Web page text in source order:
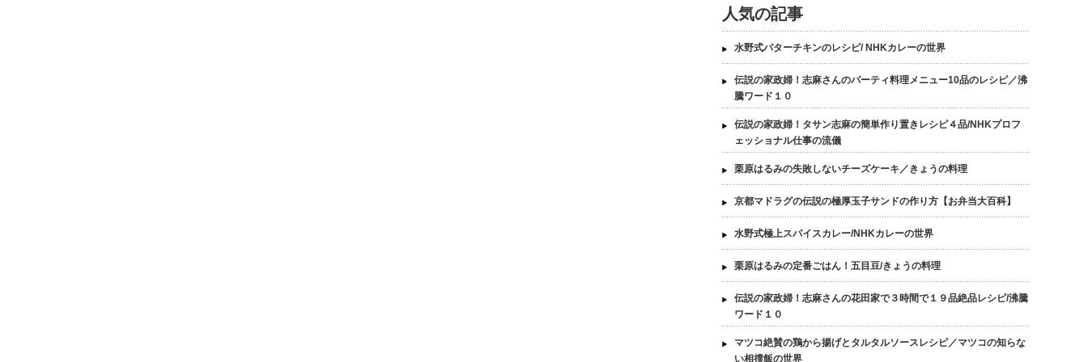
人気の記事
水野式バターチキンのレシピ/ NHKカレーの世界
伝説の家政婦！志麻さんのパーティ料理メニュー10品のレシピ／沸
騰ワード１０
伝説の家政婦！タサン志麻の簡単作り置きレシピ４品/NHKプロフ
ェッショナル仕事の流儀
栗原はるみの失敗しないチーズケーキ／きょうの料理
京都マドラグの伝説の極厚玉子サンドの作り方【お弁当大百科】
水野式極上スパイスカレー/NHKカレーの世界
栗原はるみの定番ごはん！五目豆/きょうの料理
伝説の家政婦！志麻さんの花田家で３時間で１９品絶品レシピ/沸騰
ワード１０
マツコ絶賛の鶏から揚げとタルタルソースレシピ／マツコの知らな
い相撲飯の世界